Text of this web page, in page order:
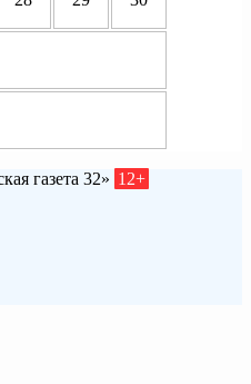
газета 32» 12+